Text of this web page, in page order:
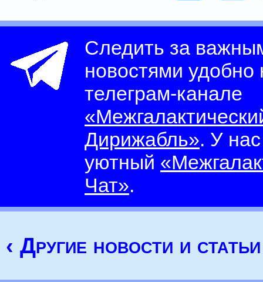
Следить за
новостями
телеграм-канале
Дирижабль». У
уютный
Чат».
‹ Другие новости и статьи